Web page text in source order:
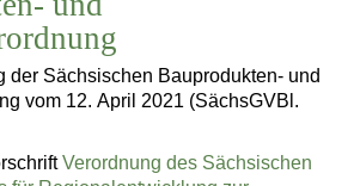
der Sächsischen Bauprodukten- und
vom 12. April 2021 (SächsGVBl.
Verordnung des Sächsischen